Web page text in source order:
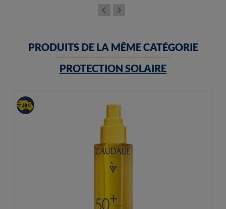
PRODUITS DE LA MÊME CATÉGORIE
PROTECTION SOLAIRE